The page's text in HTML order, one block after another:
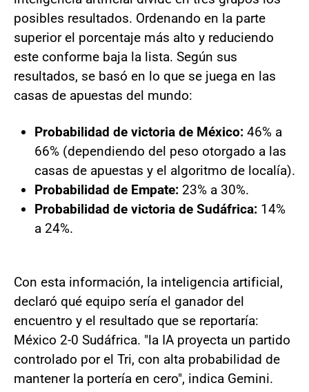
posibles resultados. Ordenando en la parte
superior el porcentaje más alto y reduciendo
este conforme baja la lista. Según sus
resultados, se basó en lo que se juega en las
casas de apuestas del mundo:
Probabilidad de victoria de México: 46% a
66% (dependiendo del peso otorgado a las
casas de apuestas y el algoritmo de localía).
Probabilidad de Empate: 23% a 30%.
Probabilidad de victoria de Sudáfrica: 14%
a 24%.
Con esta información, la inteligencia artificial,
declaró qué equipo sería el ganador del
encuentro y el resultado que se reportaría:
México 2-0 Sudáfrica. "la IA proyecta un partido
controlado por el Tri, con alta probabilidad de
mantener la portería en cero", indica Gemini.